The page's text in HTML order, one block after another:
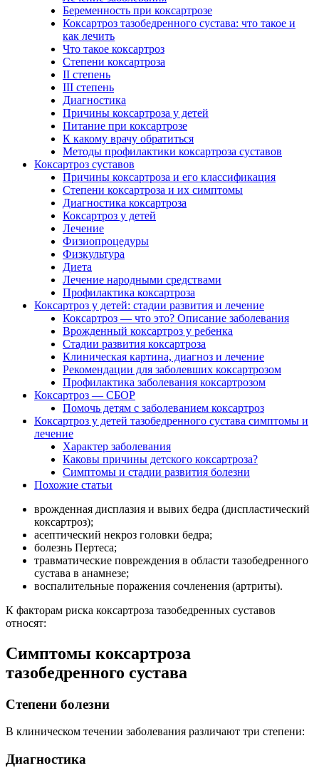
Беременность при коксартрозе
Коксартроз тазобедренного сустава: что такое и
как лечить
Что такое коксартроз
Степени коксартроза
II степень
III степень
Диагностика
Причины коксартроза у детей
Питание при коксартрозе
К какому врачу обратиться
Методы профилактики коксартроза суставов
Коксартроз суставов
Причины коксартроза и его классификация
Степени коксартроза и их симптомы
Диагностика коксартроза
Коксартроз у детей
Лечение
Физиопроцедуры
Физкультура
Диета
Лечение народными средствами
Профилактика коксартроза
Коксартроз у детей: стадии развития и лечение
Коксартроз — что это? Описание заболевания
Врожденный коксартроз у ребенка
Стадии развития коксартроза
Клиническая картина, диагноз и лечение
Рекомендации для заболевших коксартрозом
Профилактика заболевания коксартрозом
Коксартроз — СБОР
Помочь детям с заболеванием коксартроз
Коксартроз у детей тазобедренного сустава симптомы и
лечение
Характер заболевания
Каковы причины детского коксартроза?
Симптомы и стадии развития болезни
Похожие статьи
врожденная дисплазия и вывих бедра (диспластический
коксартроз);
асептический некроз головки бедра;
болезнь Пертеса;
травматические повреждения в области тазобедренного
сустава в анамнезе;
воспалительные поражения сочленения (артриты).
К факторам риска коксартроза тазобедренных суставов
относят:
Симптомы коксартроза
тазобедренного сустава
Степени болезни
В клиническом течении заболевания различают три степени:
Диагностика